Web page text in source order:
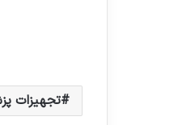
تجهیزات